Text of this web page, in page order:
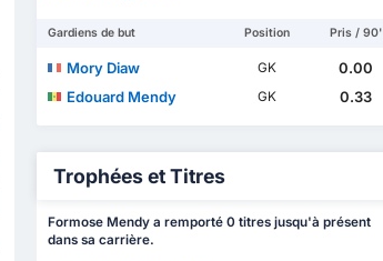
Gardiens de but Position Pris / 90'
Mory Diaw GK
0.00
Edouard Mendy
GK 0.33
Trophées et Titres
Formose Mendy a remporté 0 titres jusqu'à présent
dans sa carrière.